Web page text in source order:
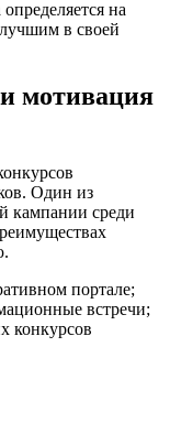
на
в своей
мотивация
Один из
кампании среди
портале;
встречи;
конкурсов